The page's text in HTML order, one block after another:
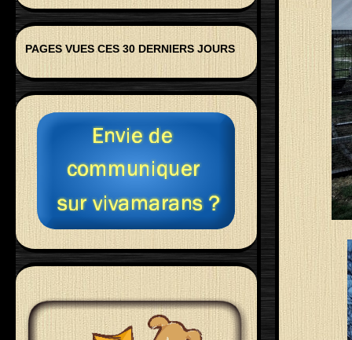
PAGES VUES CES 30 DERNIERS JOURS